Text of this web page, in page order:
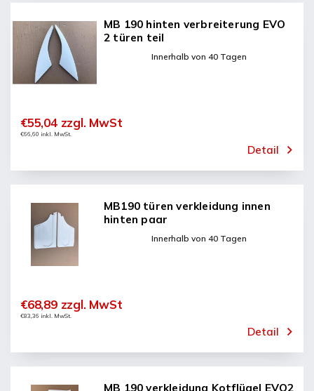
MB 190 hinten verbreiterung EVO
2 türen teil
Innerhalb von 40 Tagen
€66,60 inkl. MwSt.
€55,04 zzgl. MwSt
Detail
MB190 türen verkleidung innen
hinten paar
Innerhalb von 40 Tagen
€83,36 inkl. MwSt.
€68,89 zzgl. MwSt
Detail
MB 190 verkleidung Kotflügel EVO2